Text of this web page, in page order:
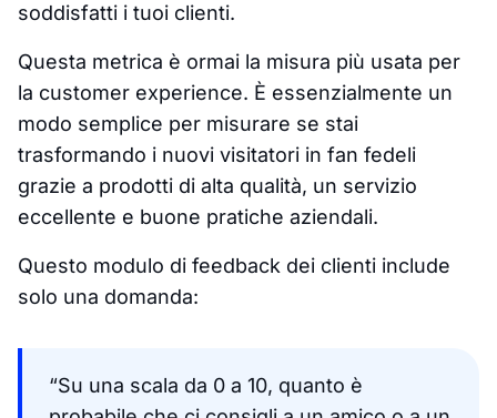
soddisfatti i tuoi clienti.
Questa metrica è ormai la misura più usata per
la customer experience. È essenzialmente un
modo semplice per misurare se stai
trasformando i nuovi visitatori in fan fedeli
grazie a prodotti di alta qualità, un servizio
eccellente e buone pratiche aziendali.
Questo modulo di feedback dei clienti include
solo una domanda:
“Su una scala da 0 a 10, quanto è